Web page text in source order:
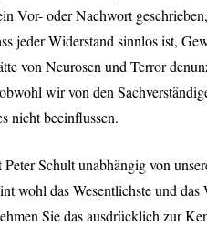
Vor- oder Nachwort
jeder Widerstand sinnlos ist,
von Neurosen und Terror
wir von den
nicht beeinflussen.
Peter Schult unabhängig von
wohl das Wesentlichste und
Sie das ausdrücklich zur